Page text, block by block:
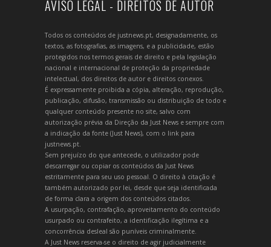
AVISO LEGAL - DIREITOS DE AUTOR
Todos os conteúdos de justnews.pt, designadamente, os
textos, as fotografias, as imagens, e a publicidade, estão
protegidos nos termos gerais de direito e pela legislação
nacional e internacional de proteção da propriedade
intelectual, dos direitos de autor e direitos conexos.
É expressamente proibida a cópia, alteração, reprodução,
publicação, difusão, transmissão ou distribuição de todo e
qualquer conteúdo presente no site, salvo com
autorização prévia da Direção da Just News e sempre com
a indicação da fonte (Just News), com o link para
justnews.pt.
Sem prejuízo do que antecede, o utilizador pode
descarregar ou copiar os conteúdos da Just News
estritamente para seu uso pessoal. O direito à citação é
também autorizado por lei, desde que seja identificada
de forma clara a origem dos conteúdos citados.
A usurpação, contrafação, aproveitamento do conteúdo
usurpado ou contrafeito, a identificação ilegítima e a
concorrência desleal são puníveis criminalmente.
A Just News reserva-se o direito de agir judicialmente